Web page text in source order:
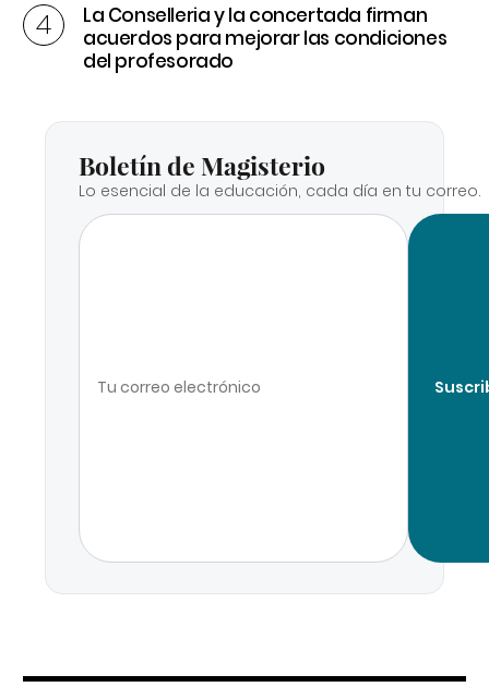
La Conselleria y la concertada firman
acuerdos para mejorar las condiciones
del profesorado
Boletín de Magisterio
Lo esencial de la educación, cada día en tu correo.